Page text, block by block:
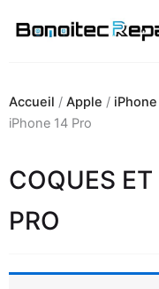
Accueil / Apple / iPhone
iPhone 14 Pro
COQUES
PRO